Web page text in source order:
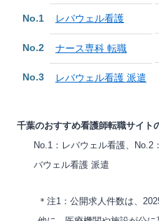
No.1
No.2
No.3
レバウェル看護
ナース専科 転職
レバウェル看護 派遣
千葉のおすすめ看護師転職サイト
No.1：レバウェル看護、No.2
バウェル看護 派遣
＊注1：公開求人件数は、